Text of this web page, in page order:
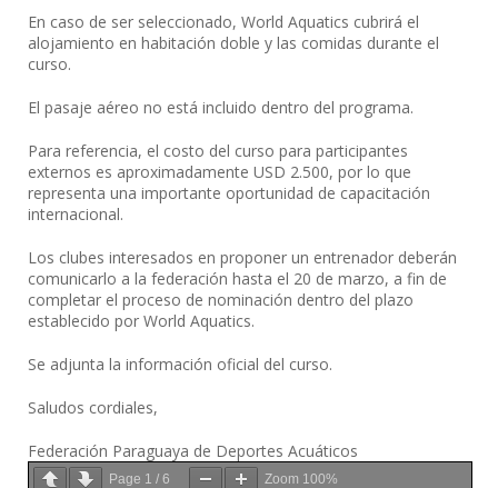
En caso de ser seleccionado, World Aquatics cubrirá el
alojamiento en habitación doble y las comidas durante el
curso.
El pasaje aéreo no está incluido dentro del programa.
Para referencia, el costo del curso para participantes
externos es aproximadamente USD 2.500, por lo que
representa una importante oportunidad de capacitación
internacional.
Los clubes interesados en proponer un entrenador deberán
comunicarlo a la federación hasta el 20 de marzo, a fin de
completar el proceso de nominación dentro del plazo
establecido por World Aquatics.
Se adjunta la información oficial del curso.
Saludos cordiales,
Federación Paraguaya de Deportes Acuáticos
Page 1 / 6 Zoom 100%